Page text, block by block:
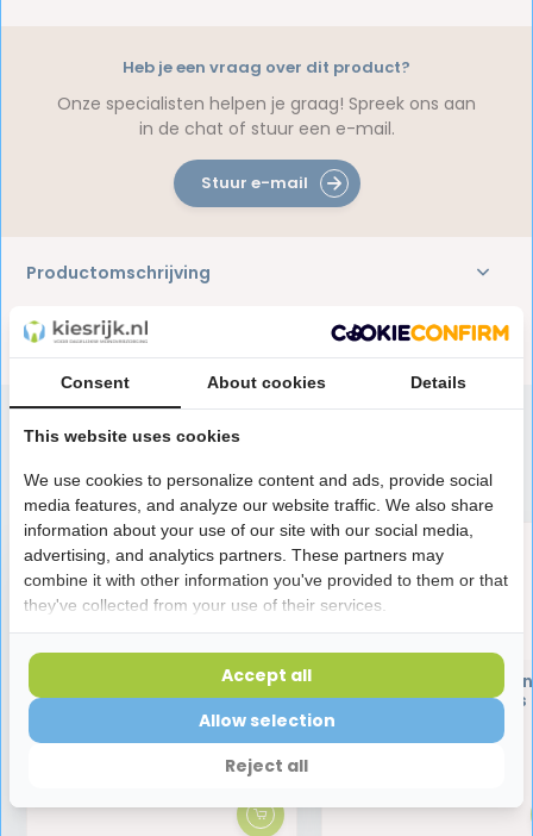
Productomschrijving
Reviews
Heb je een vraag over dit product?
Onze specialisten helpen je graag! Spreek ons aan
in de chat of stuur een e-mail.
Stuur e-mail
Speciaal aanbevolen voor jou
GUM Sonic Daily Elektrische
Tandenborstel | Zwart
GUM Soft-Picks
Large - 40 stuks
Consent About cookies Details
This website uses cookies
We use cookies to personalize content and ads, provide social
media features, and analyze our website traffic. We also share
information about your use of our site with our social media,
advertising, and analytics partners. These partners may
combine it with other information you've provided to them or that
they've collected from your use of their services.
Reject all
Allow selection
Accept all